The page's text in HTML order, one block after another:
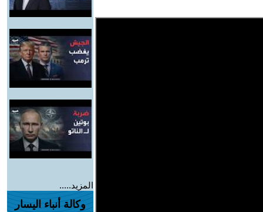
المزيد.....
وكالة أنباء اليسار